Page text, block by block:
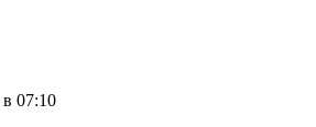
07:10